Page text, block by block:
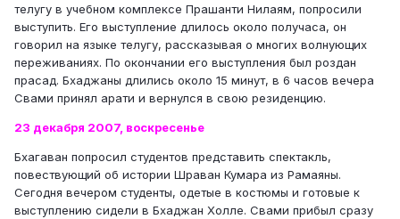
телугу в учебном комплексе Прашанти Нилаям, попросили
выступить. Его выступление длилось около получаса, он
говорил на языке телугу, рассказывая о многих волнующих
переживаниях. По окончании его выступления был роздан
прасад. Бхаджаны длились около 15 минут, в 6 часов вечера
Свами принял арати и вернулся в свою резиденцию.
23 декабря 2007, воскресенье
Бхагаван попросил студентов представить спектакль,
повествующий об истории Шраван Кумара из Рамаяны.
Сегодня вечером студенты, одетые в костюмы и готовые к
выступлению сидели в Бхаджан Холле. Свами прибыл сразу